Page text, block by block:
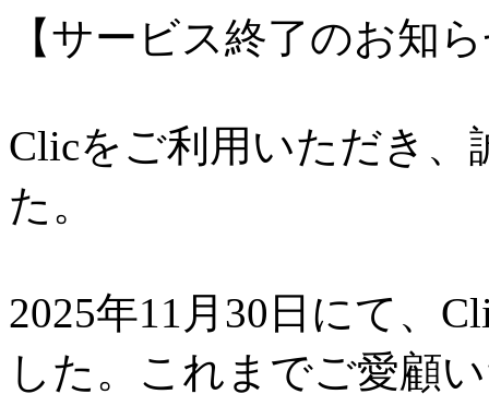
【サービス終了のお知
Clicをご利用いただき
た。
2025年11月30日にて、
した。これまでご愛顧